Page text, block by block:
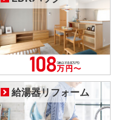
給湯器リフォーム